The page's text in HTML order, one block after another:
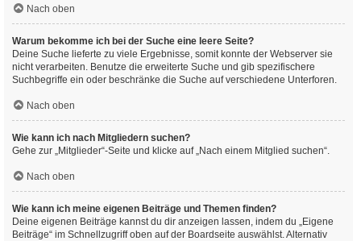
Nach oben
Warum bekomme ich bei der Suche eine leere Seite?
Deine Suche lieferte zu viele Ergebnisse, somit konnte der Webserver sie
nicht verarbeiten. Benutze die erweiterte Suche und gib spezifischere
Suchbegriffe ein oder beschränke die Suche auf verschiedene Unterforen.
Nach oben
Wie kann ich nach Mitgliedern suchen?
Gehe zur „Mitglieder“-Seite und klicke auf „Nach einem Mitglied suchen“.
Nach oben
Wie kann ich meine eigenen Beiträge und Themen finden?
Deine eigenen Beiträge kannst du dir anzeigen lassen, indem du „Eigene
Beiträge“ im Schnellzugriff oben auf der Boardseite auswählst. Alternativ